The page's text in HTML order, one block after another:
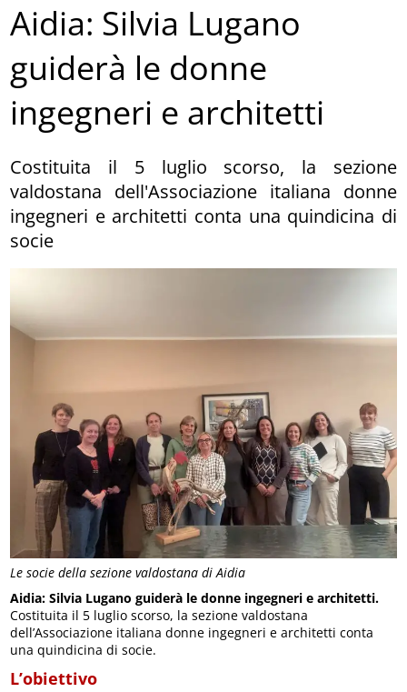
Le socie della sezione valdostana di Aidia
Aidia: Silvia Lugano
guiderà le donne
ingegneri e architetti
Costituita il 5 luglio scorso, la sezione
valdostana dell'Associazione italiana donne
ingegneri e architetti conta una quindicina di
socie
Aidia: Silvia Lugano guiderà le donne ingegneri e architetti.
Costituita il 5 luglio scorso, la sezione valdostana
dell’Associazione italiana donne ingegneri e architetti conta
una quindicina di socie.
L’obiettivo